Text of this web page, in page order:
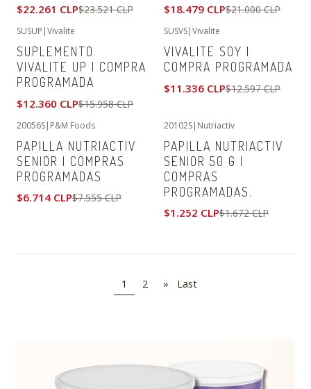
$22.261 CLP$23.521 CLP $18.479 CLP$21.000 CLP
SUSUP |Vivalite
SUPLEMENTO
VIVALITE UP | COMPRA
PROGRAMADA
$12.360 CLP$15.958 CLP
SUSVS|Vivalite
VIVALITE SOY |
COMPRA PROGRAMADA
$11.336 CLP$12.597 CLP
20056S| P&M Foods
PAPILLA NUTRIACTIV
SENIOR | COMPRAS
PROGRAMADAS
$6.714 CLP$7.555 CLP
20102S| Nutriactiv
PAPILLA NUTRIACTIV
SENIOR 50 G |
COMPRAS
PROGRAMADAS.
$1.252 CLP$1.672 CLP
1 2 » Last